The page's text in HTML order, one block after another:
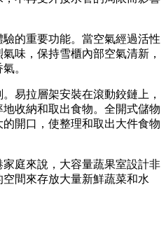
驗的重要功能。當空氣經過活性
味，保持雪櫃內部空氣清新，
。
易拉層架安裝在滾動鉸鏈上，
收納和取出食物。全開式儲物
開口，使整理和取出大件食物
庭來說，大容量蔬果室設計非
間來存放大量新鮮蔬菜和水